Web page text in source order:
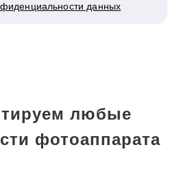
данных
любые
фотоаппарата